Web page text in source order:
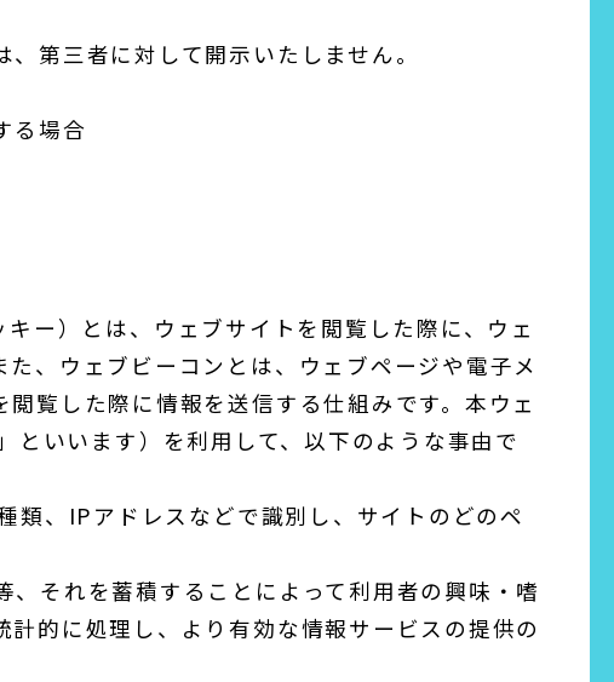
第三者に対して開示いたしません。
る場合
ー）とは、ウェブサイトを閲覧した際に、ウェ
、ウェブビーコンとは、ウェブページや電子メ
覧した際に情報を送信する仕組みです。本ウェ
いいます）を利用して、以下のような事由で
類、IPアドレスなどで識別し、サイトのどのペ
それを蓄積することによって利用者の興味・嗜
的に処理し、より有効な情報サービスの提供の